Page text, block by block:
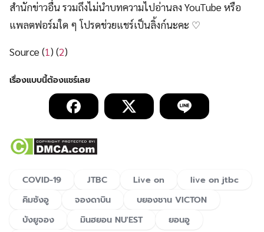
สำนักข่าวอื่น รวมถึงไม่นำบทความไปอ่านลง YouTube หรือ
แพลตฟอร์มใด ๆ โปรดช่วยแชร์เป็นลิ้งก์นะคะ ♡
Source (1) (2)
COVID-19 JTBC Live on
live on jtbc
คิมซังอู
จองดาบิน
บยองชาน VICTON
บังยูจอง
มินฮยอน NU'EST
ยอนอู